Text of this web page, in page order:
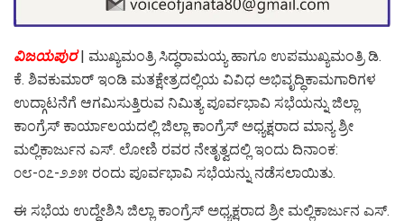
ವಿಜಯಪುರ| ಮುಖ್ಯಮಂತ್ರಿ ಸಿದ್ಧರಾಮಯ್ಯ ಹಾಗೂ ಉಪಮುಖ್ಯಮಂತ್ರಿ ಡಿ.
ಕೆ. ಶಿವಕುಮಾರ್ ಇಂಡಿ ಮತಕ್ಷೇತ್ರದಲ್ಲಿಯ ವಿವಿಧ ಅಭಿವೃದ್ಧಿಕಾಮಗಾರಿಗಳ
ಉದ್ಗಾಟನೆಗೆ ಆಗಮಿಸುತ್ತಿರುವ ನಿಮಿತ್ಯ ಪೂರ್ವಭಾವಿ ಸಭೆಯನ್ನು ಜಿಲ್ಲಾ
ಕಾಂಗ್ರೆಸ್ ಕಾರ್ಯಾಲಯದಲ್ಲಿ ಜಿಲ್ಲಾ ಕಾಂಗ್ರೆಸ್ ಅಧ್ಯಕ್ಷರಾದ ಮಾನ್ಯ ಶ್ರೀ
ಮಲ್ಲಿಕಾರ್ಜುನ ಎಸ್. ಲೋಣಿ ರವರ ನೇತೃತ್ವದಲ್ಲಿ ಇಂದು ದಿನಾಂಕ:
೦೮-೦೭-೨೨೫ ರಂದು ಪೂರ್ವಭಾವಿ ಸಭೆಯನ್ನು ನಡೆಸಲಾಯಿತು.
ಈ ಸಭೆಯ ಉದ್ದೇಶಿಸಿ ಜಿಲ್ಲಾ ಕಾಂಗ್ರೆಸ್ ಅಧ್ಯಕ್ಷರಾದ ಶ್ರೀ ಮಲ್ಲಿಕಾರ್ಜುನ ಎಸ್.